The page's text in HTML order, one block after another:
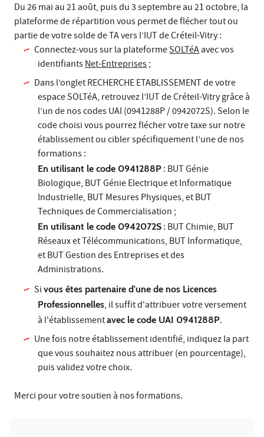
Du 26 mai au 21 août, puis du 3 septembre au 21 octobre, la
plateforme de répartition vous permet de flécher tout ou
partie de votre solde de TA vers l’IUT de Créteil-Vitry :
Connectez-vous sur la plateformeSOLTéAavec vos
identifiantsNet-Entreprises;
Dans l’onglet RECHERCHE ETABLISSEMENT de votre
espace SOLTéA, retrouvez l’IUT de Créteil-Vitry grâce à
l’un de nos codes UAI (0941288P / 0942072S). Selon le
code choisi vous pourrez flécher votre taxe sur notre
établissement ou cibler spécifiquement l’une de nos
formations :
En utilisant le code 0941288P : BUT Génie
Biologique, BUT Génie Electrique et Informatique
Industrielle, BUT Mesures Physiques, et BUT
Techniques de Commercialisation ;
En utilisant le code 0942072S : BUT Chimie, BUT
Réseaux et Télécommunications, BUT Informatique,
et BUT Gestion des Entreprises et des
Administrations.
Sivous êtes partenaire d'une de nos Licences
Professionnelles, il suffit d'attribuer votre versement
à l'établissementavec le code UAI 0941288P.
Une fois notre établissement identifié, indiquez la part
que vous souhaitez nous attribuer (en pourcentage),
puis validez votre choix.
Merci pour votre soutien à nos formations.